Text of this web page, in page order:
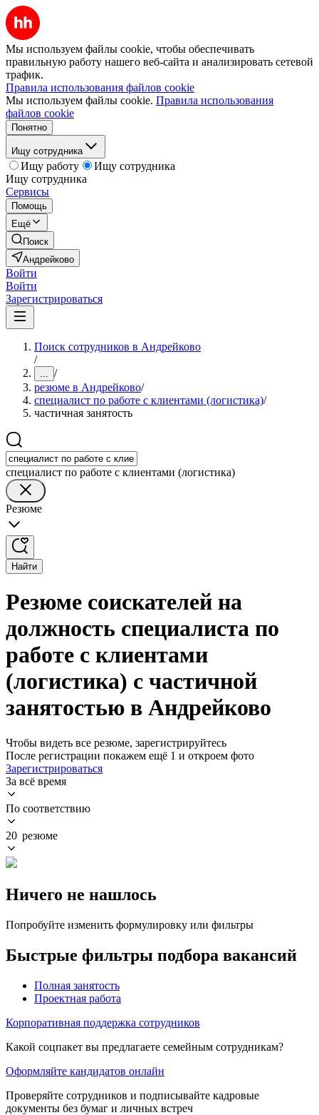
Мы используем файлы cookie, чтобы обеспечивать
правильную работу нашего веб-сайта и анализировать сетевой
трафик.
Правила использования файлов cookie
Мы используем файлы cookie. Правила использования
файлов cookie
Понятно
Ищу сотрудника
Ищу работу
Ищу сотрудника
Ищу сотрудника
Сервисы
Помощь
Ещё
Поиск
Андрейково
Войти
Войти
Зарегистрироваться
Поиск сотрудников в Андрейково
/
... /
резюме в Андрейково/
специалист по работе с клиентами (логистика)/
частичная занятость
специалист по работе с клиентами (логистика)
Резюме
Найти
Резюме соискателей на
должность специалиста по
работе с клиентами
(логистика) с частичной
занятостью в Андрейково
Чтобы видеть все резюме, зарегистрируйтесь
После регистрации покажем ещё 1 и откроем фото
Зарегистрироваться
За всё время
По соответствию
20 резюме
Ничего не нашлось
Попробуйте изменить формулировку или фильтры
Быстрые фильтры подбора вакансий
Полная занятость
Проектная работа
Корпоративная поддержка сотрудников
Какой соцпакет вы предлагаете семейным сотрудникам?
Оформляйте кандидатов онлайн
Проверяйте сотрудников и подписывайте кадровые
документы без бумаг и личных встреч